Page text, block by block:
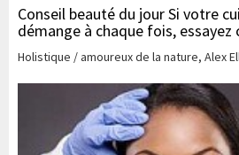
Conseil beauté du jour Si votre
démange à chaque fois, essayez
Holistique / amoureux de la nature, Alex